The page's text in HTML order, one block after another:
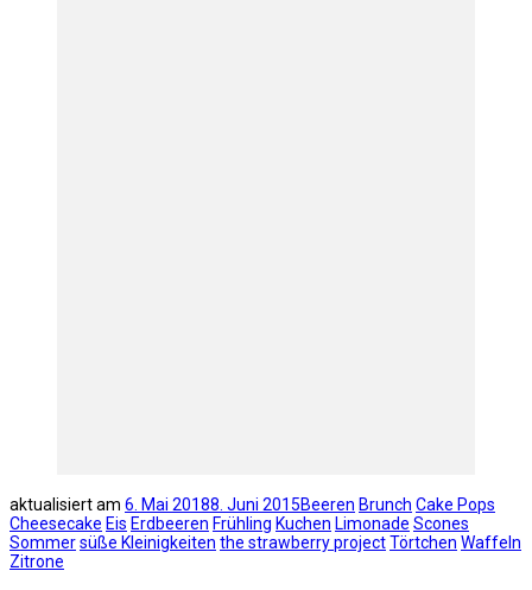
aktualisiert am 6. Mai 20188. Juni 2015Beeren Brunch Cake Pops
Cheesecake Eis Erdbeeren Frühling Kuchen Limonade Scones
Sommersüße Kleinigkeiten the strawberry projectTörtchen Waffeln
Zitrone